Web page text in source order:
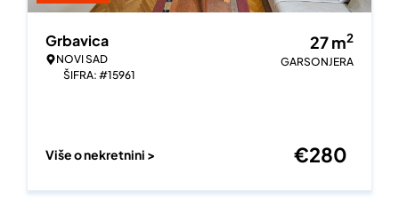
Grbavica
NOVI SAD
ŠIFRA: #15961
27m2
GARSONJERA
Više o nekretnini > €280